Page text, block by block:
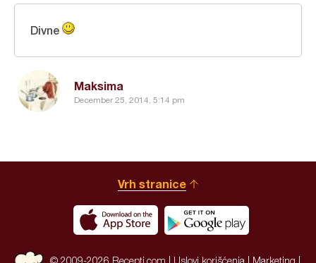
Maksima
December 25, 2014, 5:14 pm
Divne
Vrh stranice
© 2009-2026 Recepti.com | Uslovi korišćenja Marketing